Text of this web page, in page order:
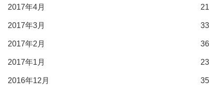
2017年4月 21
2017年3月 33
2017年2月 36
2017年1月 23
2016年12月 35